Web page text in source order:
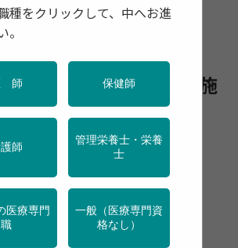
ース
保健福祉普及運動の実施
種をクリックして、中へお進
。
師 保健師
師
管理栄養士・栄養
士
医療専門
職
一般（医療専門資
格なし）